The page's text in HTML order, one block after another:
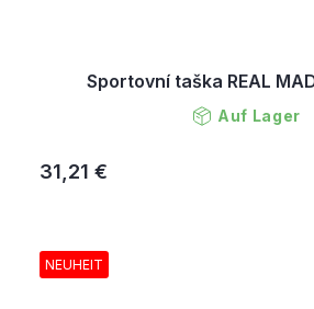
Sportovní taška REAL
Auf Lager
31,21 €
NEUHEIT